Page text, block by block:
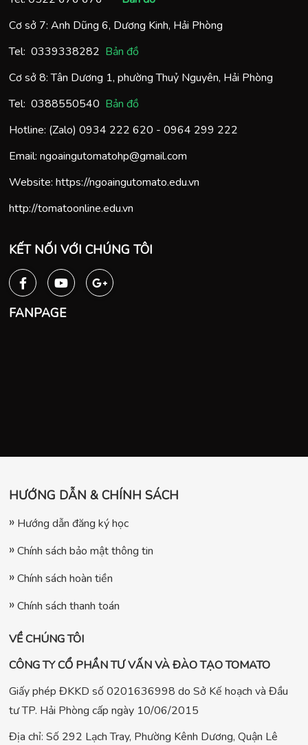
Cơ sở 7: Anh Dũng 6, Dương Kinh, Hải Phòng
Tel: 0339338282 Bản đồ
Cơ sở 8: Tân Dương 1, phường Thuỷ Nguyên, Hải Phòng
Tel: 0388550540 Bản đồ
Hotline: (Zalo) 0934 222 620 - 0964 299 222
Email: ngoaingutomatohp@gmail.com
Website: https://ngoaingutomato.edu.vn
http://tomatoonline.edu.vn
KẾT NỐI VỚI CHÚNG TÔI
FANPAGE
HƯỚNG DẪN & CHÍNH SÁCH
Hướng dẫn đăng ký học
Chính sách bảo mật thông tin
Chính sách hoàn tiền
Chính sách thanh toán
VỀ CHÚNG TÔI
CÔNG TY CỔ PHẦN TƯ VẤN VÀ ĐÀO TẠO TOMATO
Giấy phép ĐKKD số 0201636998 do Sở Kế hoạch và Đầu
tư TP. Hải Phòng cấp ngày 10/06/2015
Địa chỉ: Số 292 Lạch Tray, Phường Kênh Dương, Quận Lê